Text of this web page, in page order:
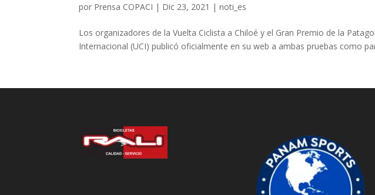
por Prensa COPACI | Dic 23, 2021 |noti_es
Los organizadores de la Vuelta Ciclista a Chiloé y el Gran Premio de la
Internacional (UCI) publicó oficialmente en su web a ambas pruebas como